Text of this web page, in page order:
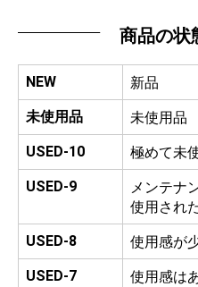
商品の状
NEW
新品
未使用品
未使用品
USED-10
極めて未
USED-9
メンテナ
使用され
USED-8
使用感が
USED-7
使用感は